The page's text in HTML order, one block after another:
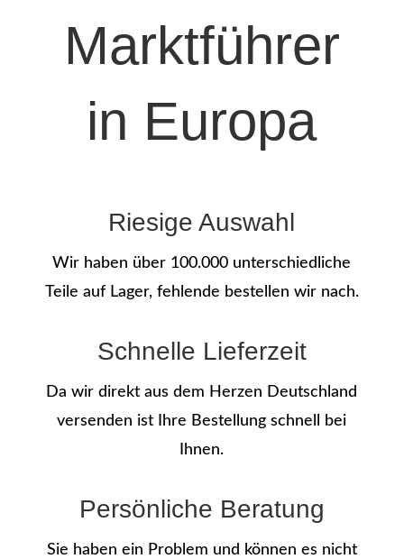
Marktführer
in Europa
Riesige Auswahl
Wir haben über 100.000 unterschiedliche
Teile auf Lager, fehlende bestellen wir nach.
Schnelle Lieferzeit
Da wir direkt aus dem Herzen Deutschland
versenden ist Ihre Bestellung schnell bei
Ihnen.
Persönliche Beratung
Sie haben ein Problem und können es nicht